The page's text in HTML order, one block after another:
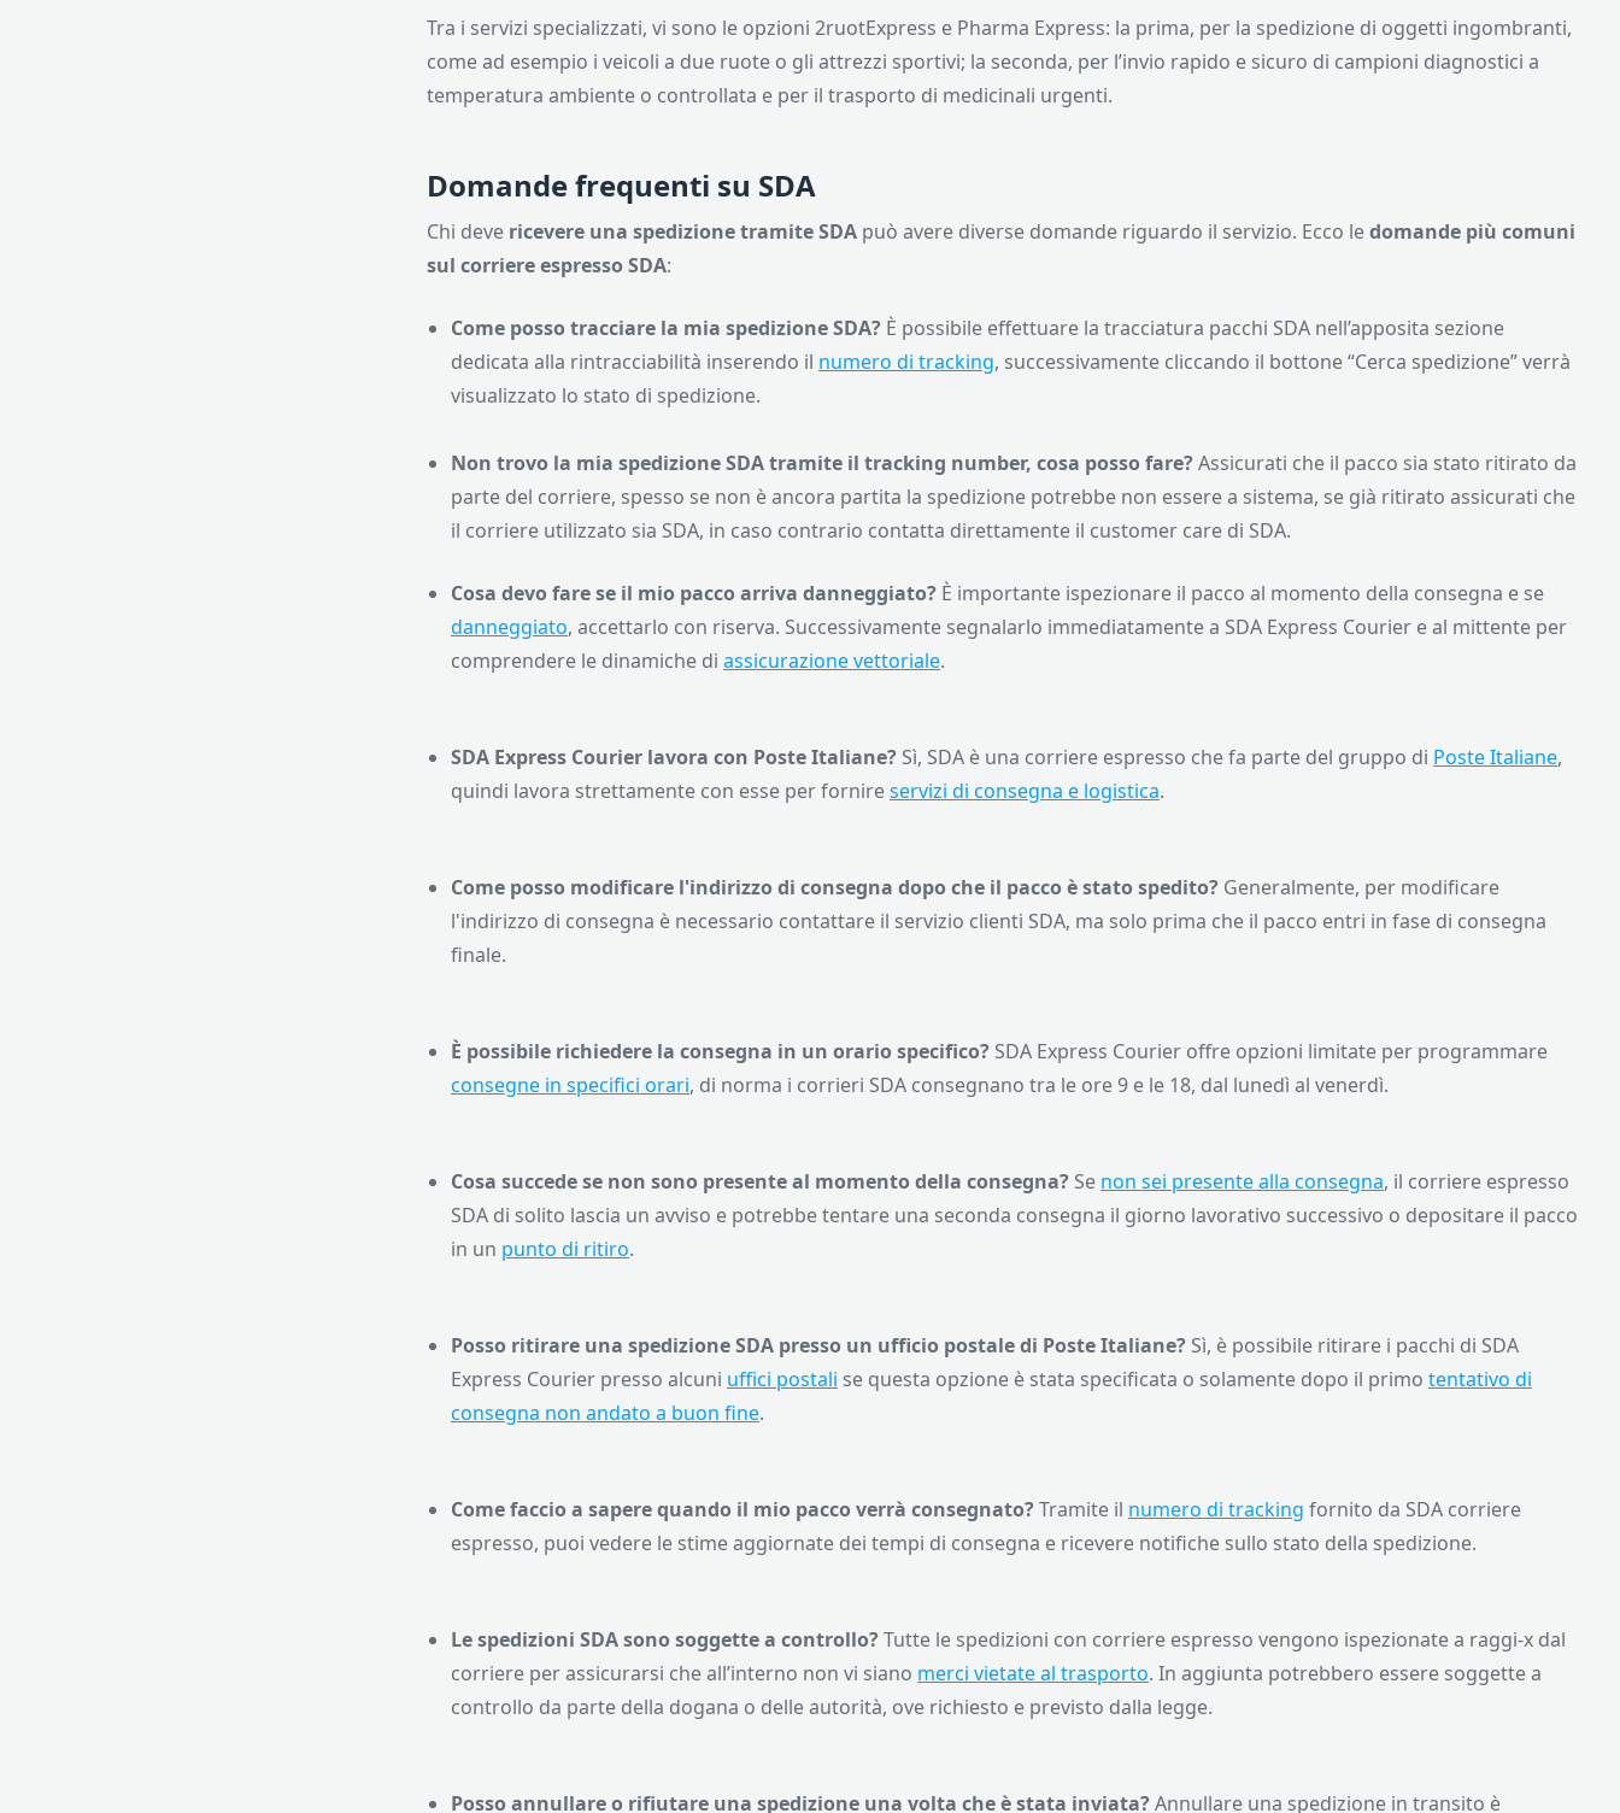
Tra i servizi specializzati, vi sono le opzioni 2ruotExpress e Pharma Express: la prima, per la spedizione di oggetti ingombranti,
come ad esempio i veicoli a due ruote o gli attrezzi sportivi; la seconda, per l’invio rapido e sicuro di campioni diagnostici a
temperatura ambiente o controllata e per il trasporto di medicinali urgenti.
Domande frequenti su SDA
Chi deve ricevere una spedizione tramite SDA può avere diverse domande riguardo il servizio. Ecco ledomande più comuni
sul corriere espresso SDA:
Come posso tracciare la mia spedizione SDA? È possibile effettuare la tracciatura pacchi SDA nell’apposita sezione
dedicata alla rintracciabilità inserendo il numero di tracking, successivamente cliccando il bottone “Cerca spedizione” verrà
visualizzato lo stato di spedizione.
Non trovo la mia spedizione SDA tramite il tracking number, cosa posso fare?Assicurati che il pacco sia stato ritirato da
parte del corriere, spesso se non è ancora partita la spedizione potrebbe non essere a sistema, se già ritirato assicurati che
il corriere utilizzato sia SDA, in caso contrario contatta direttamente il customer care di SDA.
Cosa devo fare se il mio pacco arriva danneggiato? È importante ispezionare il pacco al momento della consegna e se
danneggiato, accettarlo con riserva. Successivamente segnalarlo immediatamente a SDA Express Courier e al mittente per
comprendere le dinamiche di assicurazione vettoriale.
SDA Express Courier lavora con Poste Italiane? Sì, SDA è una corriere espresso che fa parte del gruppo di Poste Italiane,
quindi lavora strettamente con esse per fornireservizi di consegna e logistica.
Come posso modificare l'indirizzo di consegna dopo che il pacco è stato spedito? Generalmente, per modificare
l'indirizzo di consegna è necessario contattare il servizio clienti SDA, ma solo prima che il pacco entri in fase di consegna
finale.
È possibile richiedere la consegna in un orario specifico? SDA Express Courier offre opzioni limitate per programmare
consegne in specifici orari, di norma i corrieri SDA consegnano tra le ore 9 e le 18, dal lunedì al venerdì.
Cosa succede se non sono presente al momento della consegna? Se non sei presente alla consegna, il corriere espresso
SDA di solito lascia un avviso e potrebbe tentare una seconda consegna il giorno lavorativo successivo o depositare il pacco
in un punto di ritiro.
Posso ritirare una spedizione SDA presso un ufficio postale di Poste Italiane? Sì, è possibile ritirare i pacchi di SDA
Express Courier presso alcuni uffici postali se questa opzione è stata specificata o solamente dopo il primo tentativo di
consegna non andato a buon fine.
Come faccio a sapere quando il mio pacco verrà consegnato?Tramite il numero di tracking fornito da SDA corriere
espresso, puoi vedere le stime aggiornate dei tempi di consegna e ricevere notifiche sullo stato della spedizione.
Le spedizioni SDA sono soggette a controllo?Tutte le spedizioni con corriere espresso vengono ispezionate a raggi-x dal
corriere per assicurarsi che all’interno non vi siano merci vietate al trasporto. In aggiunta potrebbero essere soggette a
controllo da parte della dogana o delle autorità, ove richiesto e previsto dalla legge.
Posso annullare o rifiutare una spedizione una volta che è stata inviata?Annullare una spedizione in transito è